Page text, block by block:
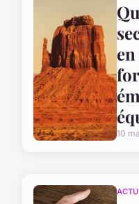
10
ACTU